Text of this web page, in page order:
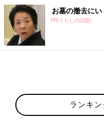
お墓の撤去に
PR(くらしの話題)
ランキ